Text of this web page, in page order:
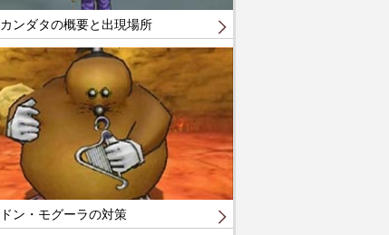
カンダタの概要と出現場所
ドン・モグーラの対策